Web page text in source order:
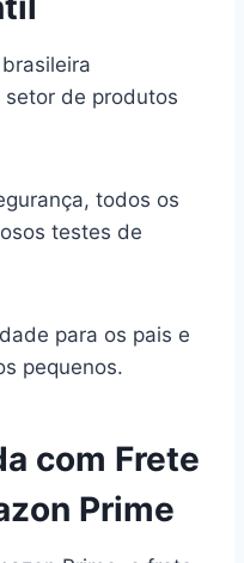
de produtos
todos os
testes de
para os pais e
pequenos.
com Frete
Prime